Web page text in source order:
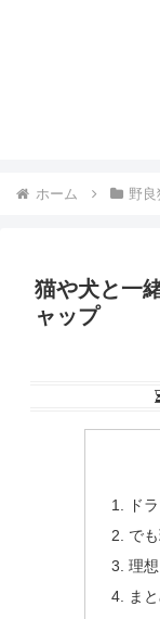
ホーム 野
猫や犬と一
ャップ
ド
で
理
ま